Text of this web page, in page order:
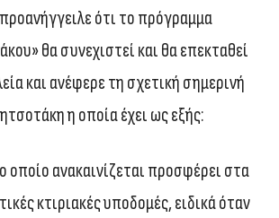
ότι το πρόγραμμα
θα συνεχιστεί και θα επεκταθεί
και ανέφερε τη σχετική σημερινή
η οποία έχει ως εξής:
οποίο ανακαινίζεται προσφέρει στα
κτιριακές υποδομές, ειδικά όταν